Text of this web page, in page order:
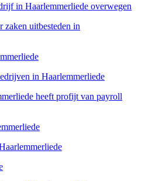
in Haarlemmerliede overwegen
zaken uitbesteden in
in Haarlemmerliede
heeft profijt van payroll